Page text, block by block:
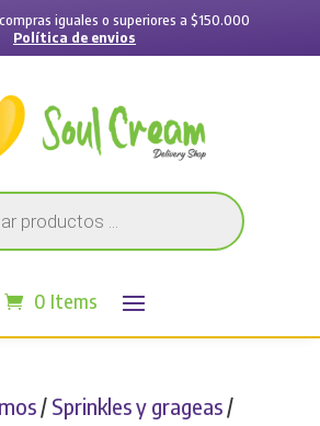
iguales o superiores a $150.000
Política de envios
0 Items
/ Sprinkles y grageas /